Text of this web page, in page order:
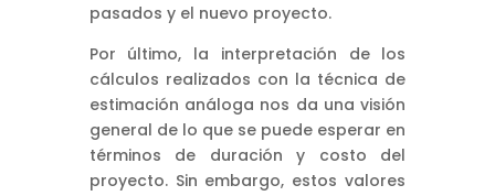
pasados y el nuevo proyecto.
Por último, la interpretación de los
cálculos realizados con la técnica de
estimación análoga nos da una visión
general de lo que se puede esperar en
términos de duración y costo del
proyecto. Sin embargo, estos valores